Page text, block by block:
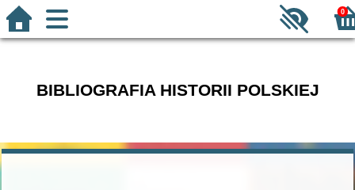
0
BIBLIOGRAFIA HISTORII POLSKIEJ